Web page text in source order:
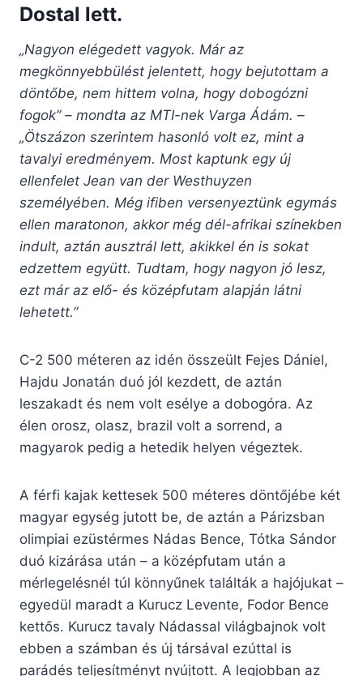
Dostal lett.
„Nagyon elégedett vagyok. Már az
megkönnyebbülést jelentett, hogy bejutottam a
döntőbe, nem hittem volna, hogy dobogózni
fogok” – mondta az MTI-nek Varga Ádám. –
„Ötszázon szerintem hasonló volt ez, mint a
tavalyi eredményem. Most kaptunk egy új
ellenfelet Jean van der Westhuyzen
személyében. Még ifiben versenyeztünk egymás
ellen maratonon, akkor még dél-afrikai színekben
indult, aztán ausztrál lett, akikkel én is sokat
edzettem együtt. Tudtam, hogy nagyon jó lesz,
ezt már az elő- és középfutam alapján látni
lehetett.”
C-2 500 méteren az idén összeült Fejes Dániel,
Hajdu Jonatán duó jól kezdett, de aztán
leszakadt és nem volt esélye a dobogóra. Az
élen orosz, olasz, brazil volt a sorrend, a
magyarok pedig a hetedik helyen végeztek.
A férfi kajak kettesek 500 méteres döntőjébe két
magyar egység jutott be, de aztán a Párizsban
olimpiai ezüstérmes Nádas Bence, Tótka Sándor
duó kizárása után – a középfutam után a
mérlegelésnél túl könnyűnek találták a hajójukat –
egyedül maradt a Kurucz Levente, Fodor Bence
kettős. Kurucz tavaly Nádassal világbajnok volt
ebben a számban és új társával ezúttal is
parádés teljesítményt nyújtott. A legjobban az